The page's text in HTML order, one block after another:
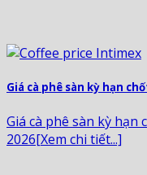
Giá cà phê sàn kỳ hạn
Giá cà phê sàn kỳ hạn
2026[Xem chi tiết...]